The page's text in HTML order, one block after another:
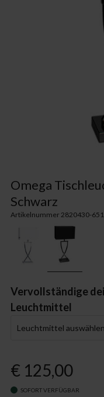
Omega
Schwarz
Artikelnummer 2820430-
Vervollständige
Leuchtmittel
Leuchtmittel auswählen
€ 125,00
SOFORT VERFÜGBAR